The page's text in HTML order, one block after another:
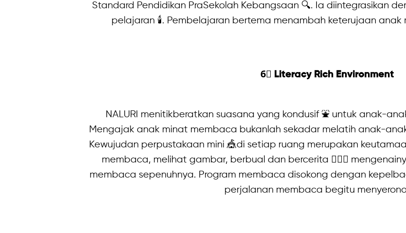
Standard Pendidikan PraSekolah Kebangsaan 🔍. Ia diintegrasikan
pelajaran 🕯. Pembelajaran bertema menambah keterujaan
6⃣ Literacy Rich Environment
NALURI menitikberatkan suasana yang kondusif ⛲ untuk anak-
Mengajak anak minat membaca bukanlah sekadar melatih anak-
Kewujudan perpustakaan mini 🎪di setiap ruang merupakan
membaca, melihat gambar, berbual dan bercerita 🤹🏼‍♀
membaca sepenuhnya. Program membaca disokong dengan
perjalanan membaca begitu